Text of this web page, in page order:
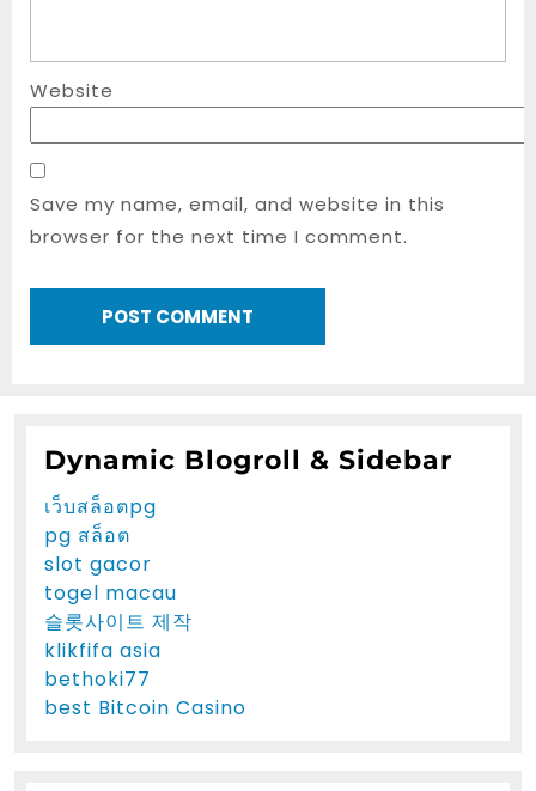
Website
Save my name, email, and website in this
browser for the next time I comment.
Dynamic Blogroll & Sidebar
เว็บสล็อตpg
pg สล็อต
slot gacor
togel macau
슬롯사이트 제작
klikfifa asia
bethoki77
best Bitcoin Casino